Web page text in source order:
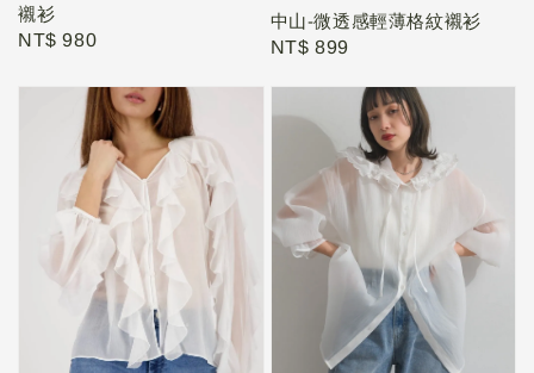
襯衫
Regular
NT$ 980
中山-微透感輕薄格紋襯衫
Regular
NT$ 899